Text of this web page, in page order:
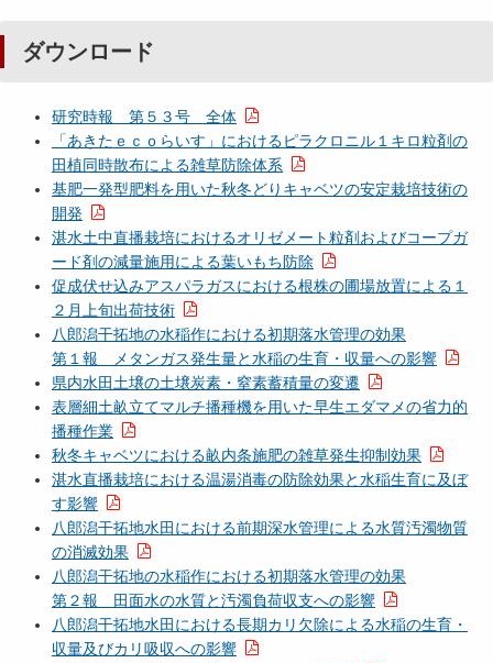
ダウンロード
研究時報 第５３号 全体
「あきたｅｃｏらいす」におけるピラクロニル１キロ粒剤の
田植同時散布による雑草防除体系
基肥一発型肥料を用いた秋冬どりキャベツの安定栽培技術の
開発
湛水土中直播栽培におけるオリゼメート粒剤およびコープガ
ード剤の減量施用による葉いもち防除
促成伏せ込みアスパラガスにおける根株の圃場放置による１
２月上旬出荷技術
八郎潟干拓地の水稲作における初期落水管理の効果
第１報 メタンガス発生量と水稲の生育・収量への影響
県内水田土壌の土壌炭素・窒素蓄積量の変遷
表層細土畝立てマルチ播種機を用いた早生エダマメの省力的
播種作業
秋冬キャベツにおける畝内条施肥の雑草発生抑制効果
湛水直播栽培における温湯消毒の防除効果と水稲生育に及ぼ
す影響
八郎潟干拓地水田における前期深水管理による水質汚濁物質
の消滅効果
八郎潟干拓地の水稲作における初期落水管理の効果
第２報 田面水の水質と汚濁負荷収支への影響
八郎潟干拓地水田における長期カリ欠除による水稲の生育・
収量及びカリ吸収への影響